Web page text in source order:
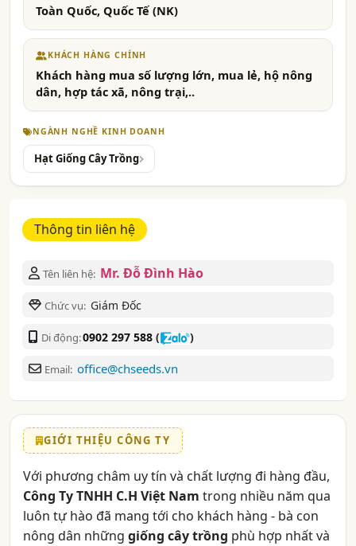
Toàn Quốc, Quốc Tế (NK)
KHÁCH HÀNG CHÍNH
Khách hàng mua số lượng lớn, mua lẻ, hộ nông
dân, hợp tác xã, nông trại,..
NGÀNH NGHỀ KINH DOANH
Hạt Giống Cây Trồng
Thông tin liên hệ
Tên liên hệ: Mr. Đỗ Đình Hào
Chức vụ: Giám Đốc
Di động:0902 297 588 ( )
Email: office@chseeds.vn
GIỚI THIỆU CÔNG TY
Với phương châm uy tín và chất lượng đi hàng đầu,
Công Ty TNHH C.H Việt Nam trong nhiều năm qua
luôn tự hào đã mang tới cho khách hàng - bà con
nông dân những giống cây trồng phù hợp nhất và